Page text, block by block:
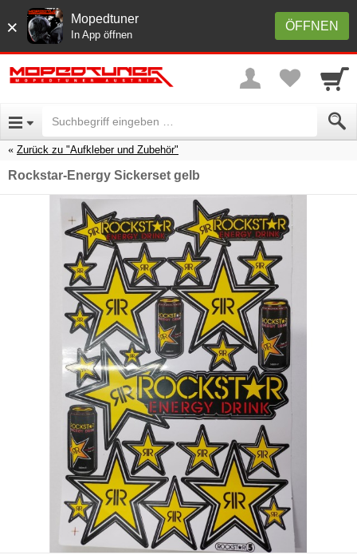
× ÖFFNEN
Mopedtuner
In App öffnen
Zurück zu "Aufkleber und Zubehör"
Rockstar-Energy Sickerset gelb